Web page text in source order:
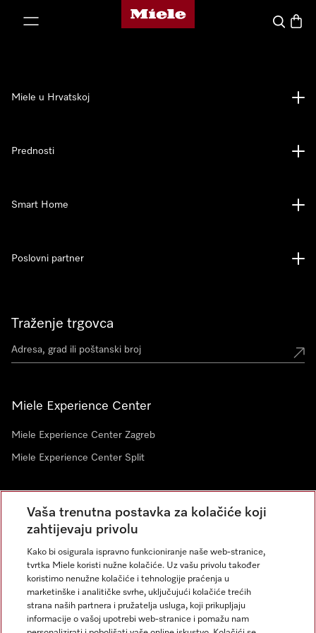
Miele početna stranica
Pretraga
Traženje trgovca
Miele Experience Center
Miele Experience Center Zagreb
Miele Experience Center Split
Newsletter
Miele u Hrvatskoj
Prednosti
Smart Home
Poslovni partner
Vaša trenutna postavka za kolačiće koji
zahtijevaju privolu
Kako bi osigurala ispravno funkcioniranje naše web-stranice,
tvrtka Miele koristi nužne kolačiće. Uz vašu privolu također
koristimo nenužne kolačiće i tehnologije praćenja u
marketinške i analitičke svrhe, uključujući kolačiće trećih
strana naših partnera i pružatelja usluga, koji prikupljaju
informacije o vašoj upotrebi web-stranice i pomažu nam